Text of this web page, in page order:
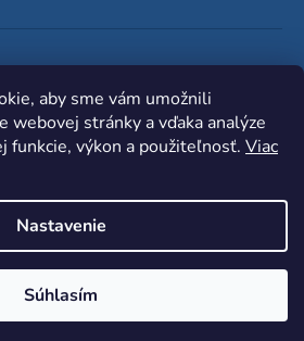
aby sme vám umožnili
webovej stránky a vďaka analýze
funkcie, výkon a použiteľnosť. Viac
Nastavenie
Súhlasím
|mime digital
vyhradené.